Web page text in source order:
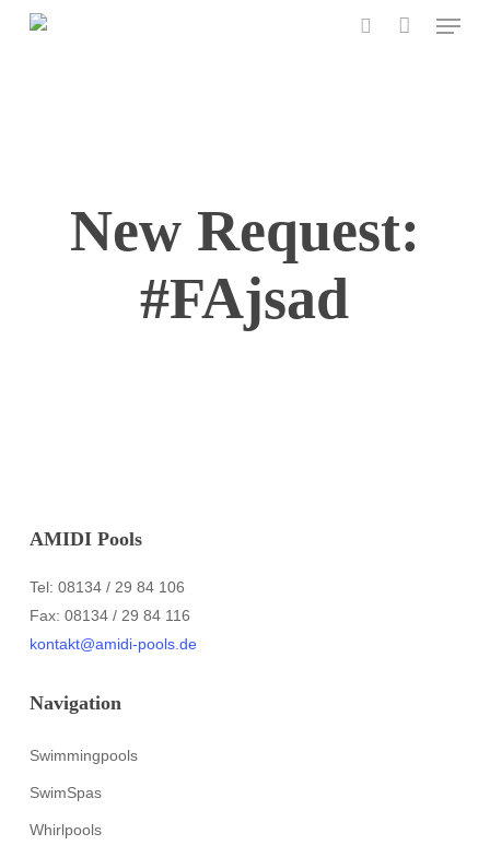
Menu
New Request:
#FAjsad
AMIDI Pools
Tel: 08134 / 29 84 106
Fax: 08134 / 29 84 116
kontakt@amidi-pools.de
Navigation
Swimmingpools
SwimSpas
Whirlpools